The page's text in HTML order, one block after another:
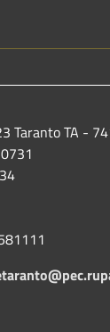
Taranto TA -